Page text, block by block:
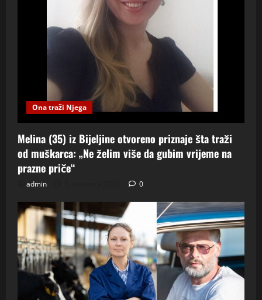
Ona traži Njega
Melina (35) iz Bijeljine otvoreno priznaje šta traži
od muškarca: „Ne želim više da gubim vrijeme na
prazne priče“
admin 0